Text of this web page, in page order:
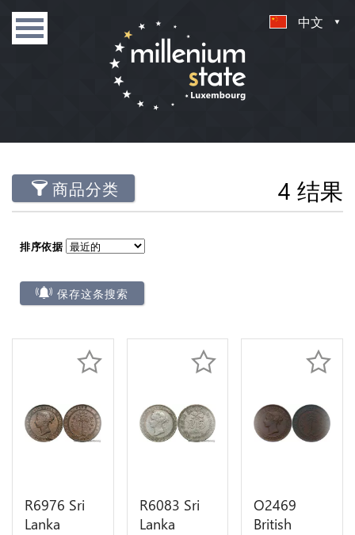
中文
商品分类 4 结果
排序依据
保存这条搜索
R6976 Sri
Lanka
R6083 Sri
Lanka
O2469
British